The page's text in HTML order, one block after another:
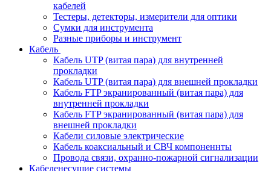
кабелей
Тестеры, детекторы, измерители для оптики
Сумки для инструмента
Разные приборы и инструмент
Кабель
Кабель UTP (витая пара) для внутренней
прокладки
Кабель UTP (витая пара) для внешней прокладки
Кабель FTP экранированный (витая пара) для
внутренней прокладки
Кабель FTP экранированный (витая пара) для
внешней прокладки
Кабели силовые электрические
Кабель коаксиальный и СВЧ компоненнты
Провода связи, охранно-пожарной сигнализации
Кабеленесущие системы